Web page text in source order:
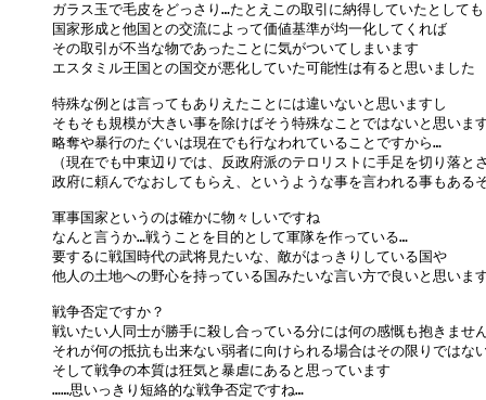
ガラス玉で毛皮をどっさり…たとえこの取引に納得していたとしても
国家形成と他国との交流によって価値基準が均一化してくれば
その取引が不当な物であったことに気がついてしまいます
エスタミル王国との国交が悪化していた可能性は有ると思いました
特殊な例とは言ってもありえたことには違いないと思いますし
そもそも規模が大きい事を除けばそう特殊なことではないと思いま
略奪や暴行のたぐいは現在でも行なわれていることですから…
（現在でも中東辺りでは、反政府派のテロリストに手足を切り落と
政府に頼んでなおしてもらえ、というような事を言われる事もある
軍事国家というのは確かに物々しいですね
なんと言うか…戦うことを目的として軍隊を作っている…
要するに戦国時代の武将見たいな、敵がはっきりしている国や
他人の土地への野心を持っている国みたいな言い方で良いと思いま
戦争否定ですか？
戦いたい人同士が勝手に殺し合っている分には何の感慨も抱きませ
それが何の抵抗も出来ない弱者に向けられる場合はその限りではな
そして戦争の本質は狂気と暴虐にあると思っています
……思いっきり短絡的な戦争否定ですね…